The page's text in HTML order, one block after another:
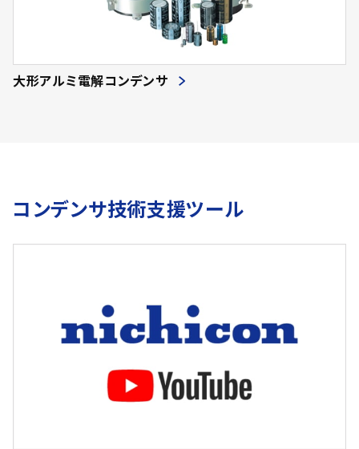
大形アルミ電解コンデンサ
コンデンサ技術支援ツール